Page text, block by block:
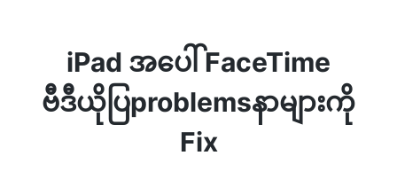
iPad အပေါ် FaceTime
ဗီဒီယိုပြproblemsနာများကို
Fix